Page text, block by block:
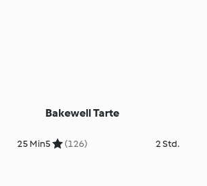
25 Min
Bakewell Tarte
5 (126) 2 Std.